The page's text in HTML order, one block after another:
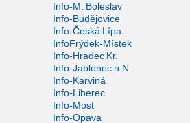
Info-M. Boleslav
Info-Budějovice
Info-Česká Lípa
InfoFrýdek-Místek
Info-Hradec Kr.
Info-Jablonec n.N.
Info-Karviná
Info-Liberec
Info-Most
Info-Opava